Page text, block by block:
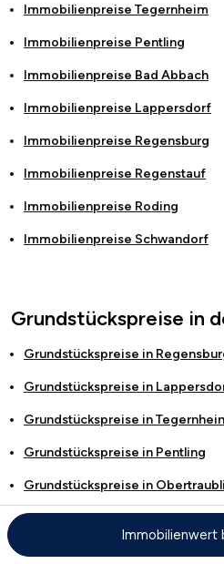
Immobilienpreise Tegernheim
Immobilienpreise Pentling
Immobilienpreise Bad Abbach
Immobilienpreise Lappersdorf
Immobilienpreise Regensburg
Immobilienpreise Regenstauf
Immobilienpreise Roding
Immobilienpreise Schwandorf
Grundstückspreise in
Grundstückspreise in
Grundstückspreise in
Grundstückspreise in
Grundstückspreise in Pentling
Grundstückspreise in
Grundstückspreise inZeitlarn
Immobilienwert